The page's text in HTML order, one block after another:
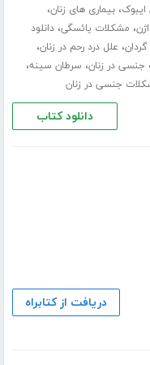
ایبوک،بیماری های زنان،
، مشکلات یائسگی،دانلود
، علل درد رحم در زنان،
در زنان، سرطان سینه،
جنسی در زنان
دانلود کتاب
دریافت از کتابراه